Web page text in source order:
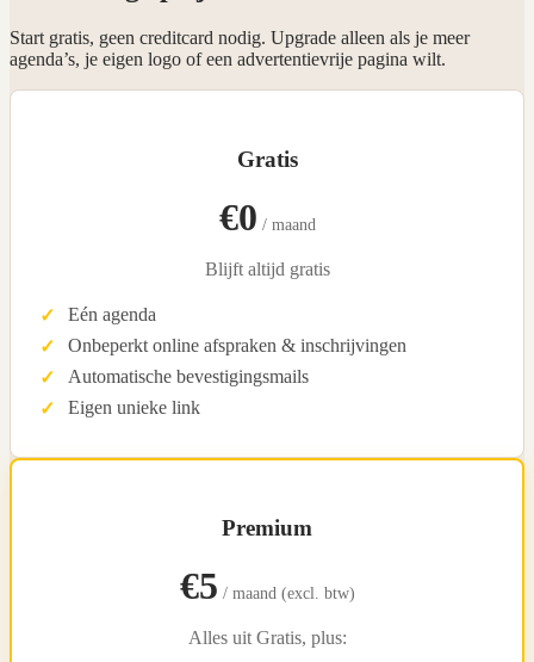
Start gratis, geen creditcard nodig. Upgrade alleen als je meer
agenda’s, je eigen logo of een advertentievrije pagina wilt.
Gratis
€0 / maand
Blijft altijd gratis
Eén agenda
Onbeperkt online afspraken & inschrijvingen
Automatische bevestigingsmails
Eigen unieke link
Premium
€5 / maand (excl. btw)
Alles uit Gratis, plus: